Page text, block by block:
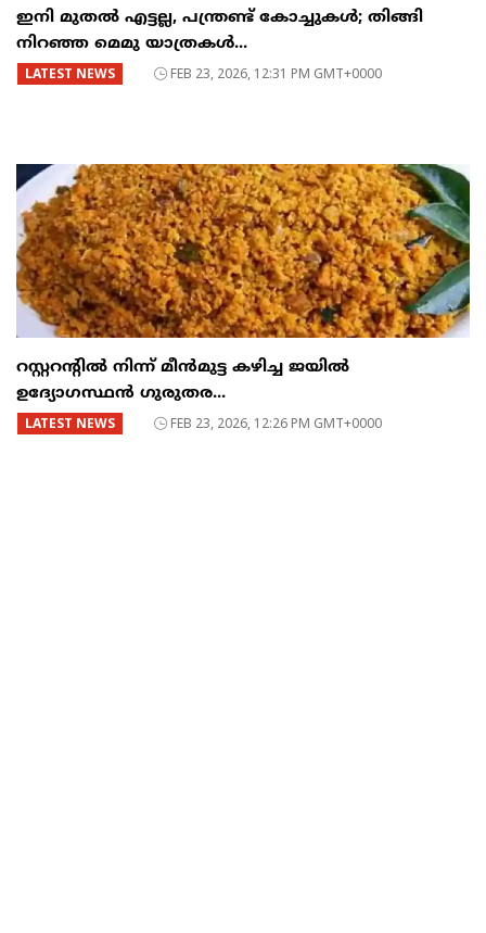
ഇനി മുതൽ എട്ടല്ല, പന്ത്രണ്ട് കോച്ചുകള്‍; തിങ്ങി
നിറഞ്ഞ മെമു യാത്രകൾ...
LATEST NEWS FEB 23, 2026, 12:31 PM GMT+0000
റസ്റ്ററന്റില്‍ നിന്ന് മീന്‍മുട്ട കഴിച്ച ജയില്‍
ഉദ്യോഗസ്ഥന്‍ ഗുരുതര...
LATEST NEWS FEB 23, 2026, 12:26 PM GMT+0000